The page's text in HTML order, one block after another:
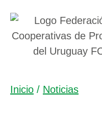
Inicio / Noticias